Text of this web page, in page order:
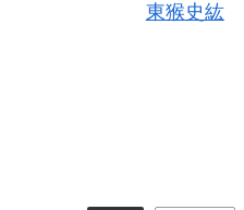
東猴史紘